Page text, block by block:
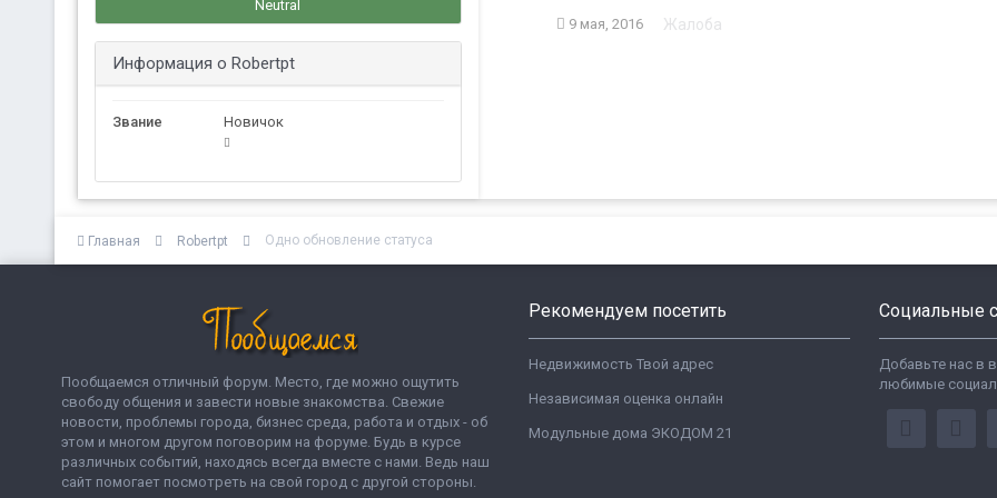
Neutral
Информация о Robertpt
Звание Новичок
9 мая, 2016 Жалоба
Главная Robertpt Одно обновление статуса
Пообщаемся отличный форум. Место, где можно ощутить
свободу общения и завести новые знакомства. Свежие
новости, проблемы города, бизнес среда, работа и отдых - об
этом и многом другом поговорим на форуме. Будь в курсе
различных событий, находясь всегда вместе с нами. Ведь наш
сайт помогает посмотреть на свой город с другой стороны.
Рекомендуем посетить
Недвижимость Твой адрес
Независимая оценка онлайн
Модульные дома ЭКОДОМ 21
Социальные
Добавьте нас в
любимые